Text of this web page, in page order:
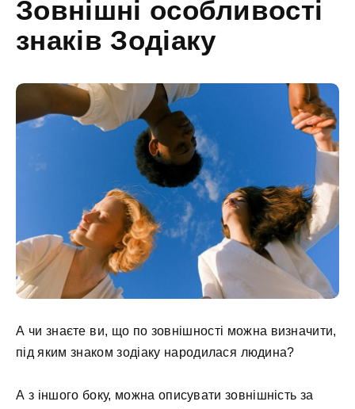
Зовнішні особливості
знаків Зодіаку
А чи знаєте ви, що по зовнішності можна визначити,
під яким знаком зодіаку народилася людина?
А з іншого боку, можна описувати зовнішність за